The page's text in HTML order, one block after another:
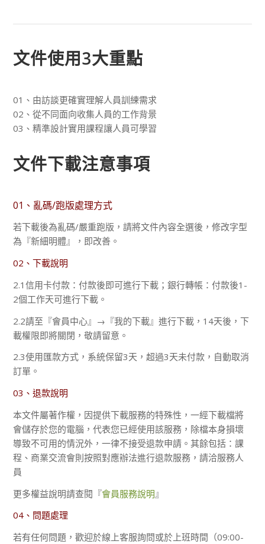
文件使用3大重點
01、由訪談更確實理解人員訓練需求
02、從不同面向收集人員的工作背景
03、精準設計實用課程讓人員可學習
文件下載注意事項
01、亂碼/跑版處理方式
若下載後為亂碼/嚴重跑版，請將文件內容全選後，修改字型
為『新細明體』，即改善。
02、下載說明
2.1信用卡付款：付款後即可進行下載；銀行轉帳：付款後1-
2個工作天可進行下載。
2.2請至『會員中心』→『我的下載』進行下載，14天後，下
載權限即將關閉，敬請留意。
2.3使用匯款方式，系統保留3天，超過3天未付款，自動取消
訂單。
03、退款說明
本文件屬著作權，因提供下載服務的特殊性，一經下載檔將
會儲存於您的電腦，代表您已經使用該服務，除檔本身損壞
導致不可用的情況外，一律不接受退款申請。其餘包括：課
程、商業交流會則按照對應辦法進行退款服務，請洽服務人
員
更多權益說明請查閱『會員服務說明 』
04、問題處理
若有任何問題，歡迎於線上客服詢問或於上班時間（09:00-